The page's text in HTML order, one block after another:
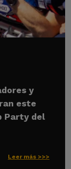
y
este
Party del
Leer más >>>